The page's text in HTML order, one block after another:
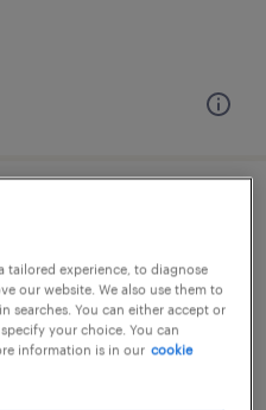
準中型免許
tailored experience, to diagnose
our website. We also use them to
searches. You can either accept or
your choice. You can
information is in our cookie